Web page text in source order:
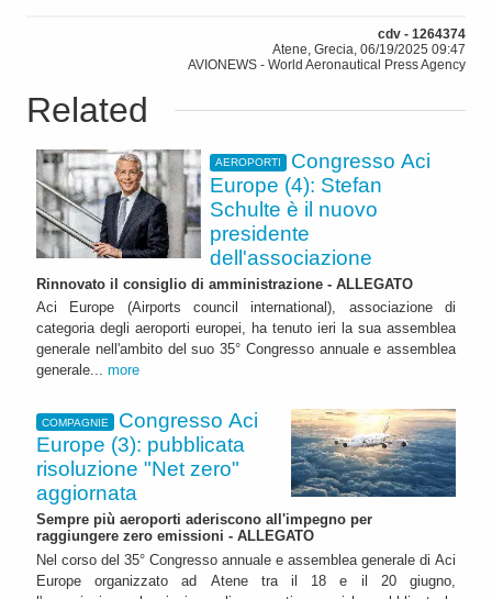
cdv - 1264374
Atene, Grecia, 06/19/2025 09:47
AVIONEWS - World Aeronautical Press Agency
Related
AEROPORTI
Congresso Aci
Europe (4): Stefan
Schulte è il nuovo
presidente
dell'associazione
Rinnovato il consiglio di amministrazione - ALLEGATO
Aci Europe (Airports council international), associazione di
categoria degli aeroporti europei, ha tenuto ieri la sua assemblea
generale nell'ambito del suo 35° Congresso annuale e assemblea
generale... more
COMPAGNIE
Congresso Aci
Europe (3): pubblicata
risoluzione "Net zero"
aggiornata
Sempre più aeroporti aderiscono all'impegno per
raggiungere zero emissioni - ALLEGATO
Nel corso del 35° Congresso annuale e assemblea generale di Aci
Europe organizzato ad Atene tra il 18 e il 20 giugno,